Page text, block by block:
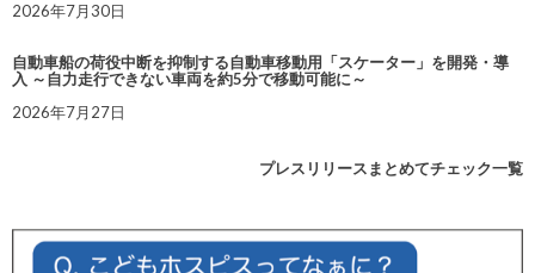
2026年7月30日
自動車船の荷役中断を抑制する自動車移動用「スケーター」を開発・導
入 ～自力走行できない車両を約5分で移動可能に～
2026年7月27日
プレスリリースまとめてチェック一覧